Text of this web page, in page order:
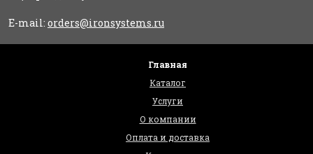
E-mail: orders@ironsystems.ru
Главная
Каталог
Услуги
О компании
Оплата и доставка